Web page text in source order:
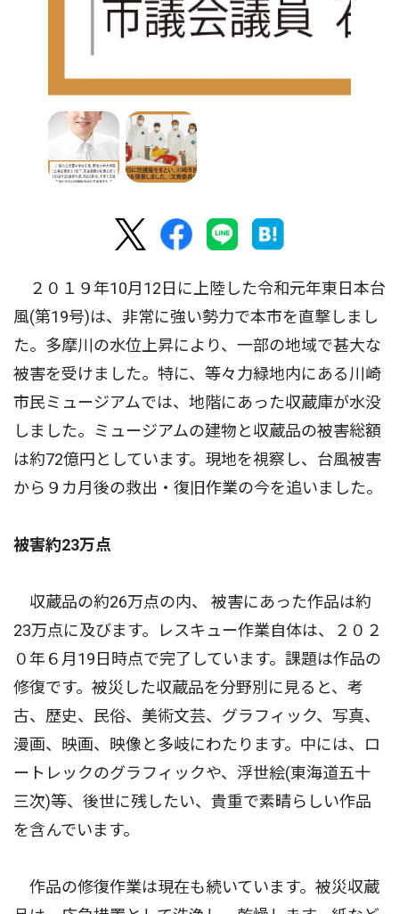
２０１９年10月12日に上陸した令和元年東日本台
風(第19号)は、非常に強い勢力で本市を直撃しまし
た。多摩川の水位上昇により、一部の地域で甚大な
被害を受けました。特に、等々力緑地内にある川崎
市民ミュージアムでは、地階にあった収蔵庫が水没
しました。ミュージアムの建物と収蔵品の被害総額
は約72億円としています。現地を視察し、台風被害
から９カ月後の救出・復旧作業の今を追いました。
被害約23万点
収蔵品の約26万点の内、 被害にあった作品は約
23万点に及びます。レスキュー作業自体は、２０２
０年６月19日時点で完了しています。課題は作品の
修復です。被災した収蔵品を分野別に見ると、考
古、歴史、民俗、美術文芸、グラフィック、写真、
漫画、映画、映像と多岐にわたります。中には、ロ
ートレックのグラフィックや、浮世絵(東海道五十
三次)等、後世に残したい、貴重で素晴らしい作品
を含んでいます。
作品の修復作業は現在も続いています。被災収蔵